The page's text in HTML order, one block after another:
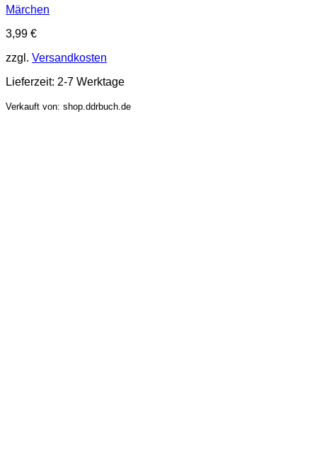
Märchen
3,99 €
zzgl. Versandkosten
Lieferzeit: 2-7 Werktage
Verkauft von: shop.ddrbuch.de